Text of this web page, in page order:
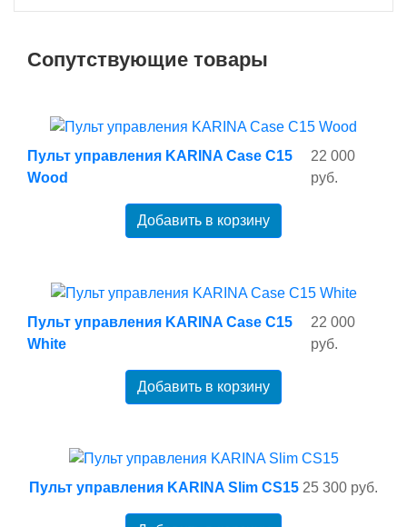
Сопутствующие товары
Пульт управления KARINA Case C15
Wood
22 000
руб.
Добавить в корзину
Пульт управления KARINA Case C15
White
22 000
руб.
Добавить в корзину
Пульт управления KARINA Slim CS15 25 300 руб.